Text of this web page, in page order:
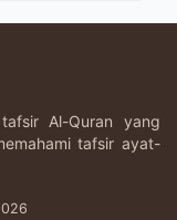
Al-Quran yang
tafsir ayat-